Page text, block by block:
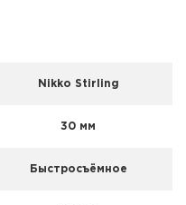
Nikko Stirling
30 мм
Быстросъёмное